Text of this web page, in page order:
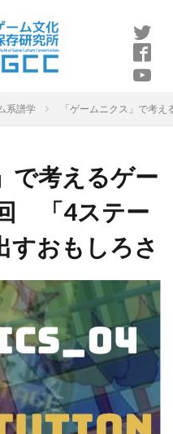
系譜学 「ゲームニクス」で考
で考えるゲー
「4ステー
すおもしろさ